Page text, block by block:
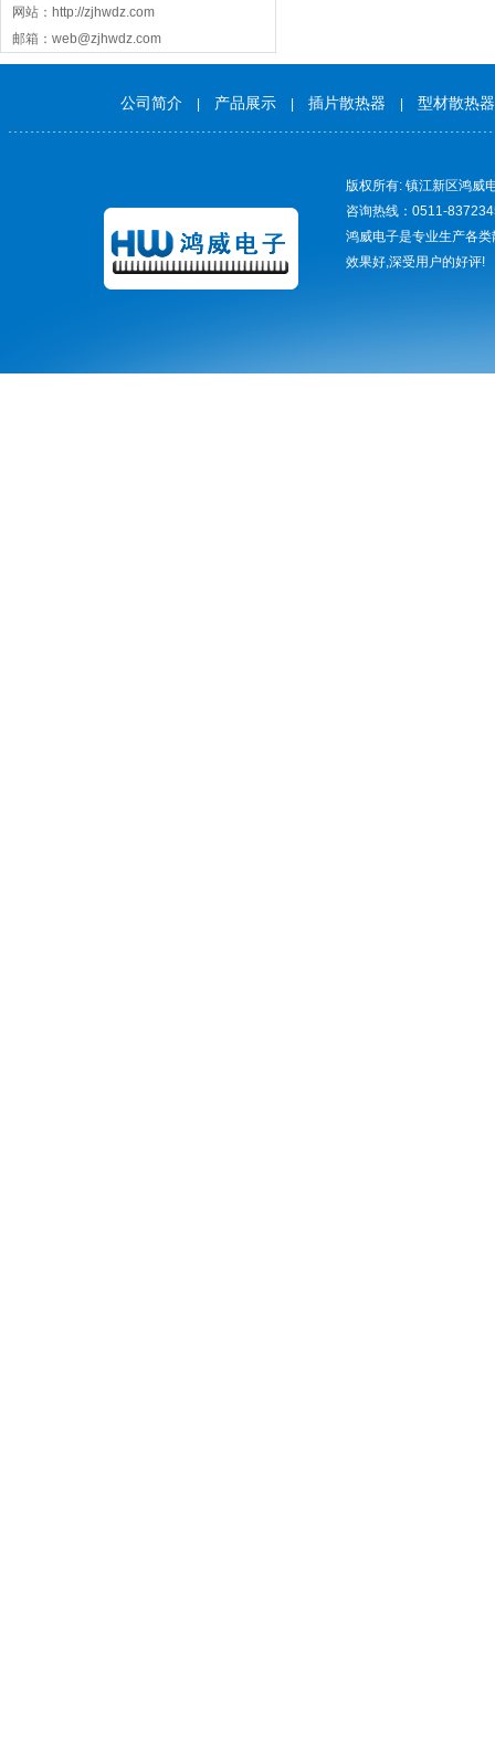
网站：http://zjhwdz.com
邮箱：web@zjhwdz.com
公司简介 产品展示 插片散热器 型材散热器
版权所有: 镇江新区鸿威
咨询热线：0511-
鸿威电子是专业生产各类
效果好,深受用户的好评!